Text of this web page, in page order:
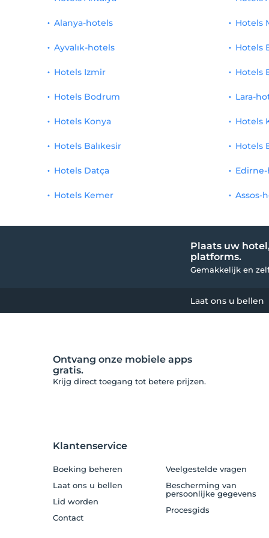
zeegezicht
Service in de gemeenschappelijke ruimte 1
residentie
2+0 Daire
Alanya-hotels
Ayvalık-hotels
Hotels Izmir
Hotels
Hotels
Hotels
Hotels Bodrum
Hotels Konya
Hotels Balıkesir
Hotels Datça
Hotels Kemer
Lara-
Hotels
Hotels
Assos-
Plaats uw
platforms.
Gemakkelijk en
Laat ons u bellen
Ontvang onze mobiele apps
gratis.
Krijg direct toegang tot betere prijzen.
Klantenservice
Boeking beheren
Laat ons u bellen
Lid worden
Contact
Veelgestelde vragen
Bescherming van
persoonlijke gegevens
Procesgids